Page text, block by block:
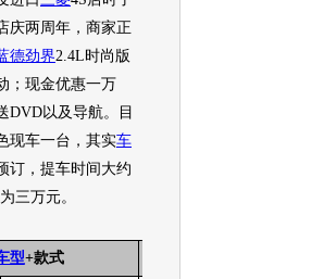
庆两周年，商家正
德劲界2.4L时尚版
；现金优惠一万
DVD以及导航。目
现车一台，其实车
订，提车时间大约
三万元。
型+款式